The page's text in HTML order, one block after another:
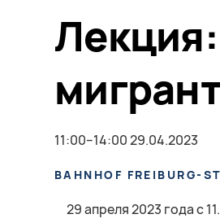
11:00–14:00 29.04.2023
BAHNHOF FREIBURG-
29 апреля 2023 года с